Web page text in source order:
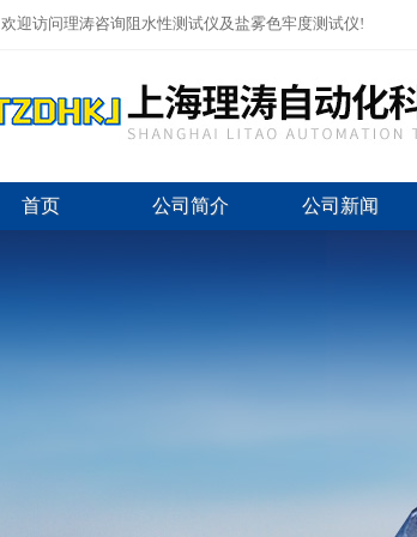
欢迎访问理涛咨询阻水性测试仪及盐雾色牢度测试仪!
首页 公司简介 公司新闻